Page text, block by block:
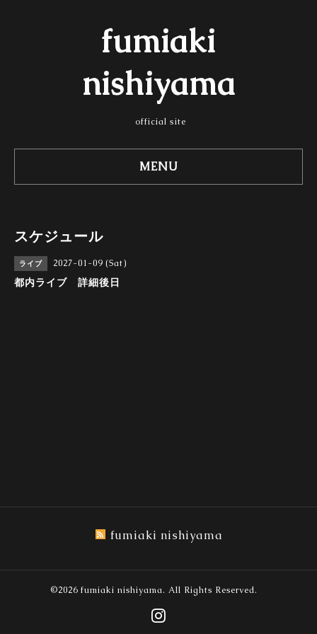
fumiaki
nishiyama
official site
MENU
スケジュール
ライブ 2027-01-09 (Sat)
都内ライブ 詳細後日
fumiaki nishiyama
©2026 fumiaki nishiyama. All Rights Reserved.